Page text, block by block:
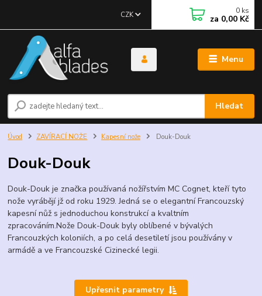
Menu
CZK
Hledat
0 ks
za 0,00 Kč
Úvod ZAVÍRACÍ NOŽE Kapesní nože Douk-Douk
Douk-Douk
Douk-Douk je značka používaná nožířstvím MC Cognet, kteří tyto
nože vyrábějí jž od roku 1929. Jedná se o elegantní Francouzský
kapesní nůž s jednoduchou konstrukcí a kvaltním
zpracováním.Nože Douk-Douk byly oblíbené v bývalých
Francouzkých koloniích, a po celá desetiletí jsou používány v
armádě a ve Francouzské Cizinecké legii.
Upřesnit parametry